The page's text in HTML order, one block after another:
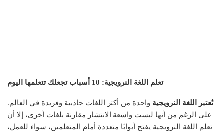
تعلم اللغة النرويجية: 10 أسباب تجعلك تتعلمها اليوم
تُعتبر اللغة النرويجية واحدة من أكثر اللغات جاذبية وفريدة في العالم.
على الرغم من أنها ليست واسعة الانتشار مقارنة بلغات أخرى، إلا أن
تعلم اللغة النرويجية يفتح أبوابًا متعددة أمام المتعلمين، سواء للعمل،